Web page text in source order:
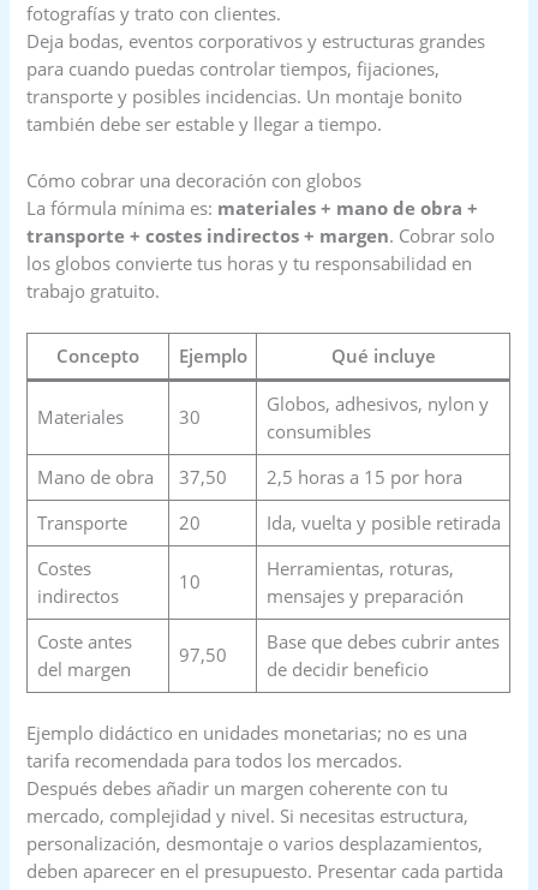
fotografías y trato con clientes.
Deja bodas, eventos corporativos y estructuras grandes
para cuando puedas controlar tiempos, fijaciones,
transporte y posibles incidencias. Un montaje bonito
también debe ser estable y llegar a tiempo.
Cómo cobrar una decoración con globos
La fórmula mínima es: materiales + mano de obra +
transporte + costes indirectos + margen. Cobrar solo
los globos convierte tus horas y tu responsabilidad en
trabajo gratuito.
Concepto Ejemplo Qué incluye
Materiales 30
Globos, adhesivos, nylon y
consumibles
Mano de obra
37,50
2,5 horas a 15 por hora
Transporte
20
Ida, vuelta y posible retirada
Costes
indirectos
10
Herramientas, roturas,
mensajes y preparación
Coste antes
del margen
97,50
Base que debes cubrir antes
de decidir beneficio
Ejemplo didáctico en unidades monetarias; no es una
tarifa recomendada para todos los mercados.
Después debes añadir un margen coherente con tu
mercado, complejidad y nivel. Si necesitas estructura,
personalización, desmontaje o varios desplazamientos,
deben aparecer en el presupuesto. Presentar cada partida